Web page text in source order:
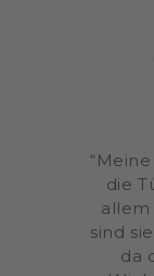
die
allem
sind
da